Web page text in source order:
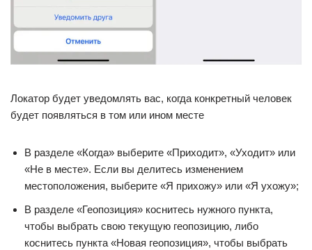
Локатор будет уведомлять вас, когда конкретный человек
будет появляться в том или ином месте
В разделе «Когда» выберите «Приходит», «Уходит» или
«Не в месте». Если вы делитесь изменением
местоположения, выберите «Я прихожу» или «Я ухожу»;
В разделе «Геопозиция» коснитесь нужного пункта,
чтобы выбрать свою текущую геопозицию, либо
коснитесь пункта «Новая геопозиция», чтобы выбрать